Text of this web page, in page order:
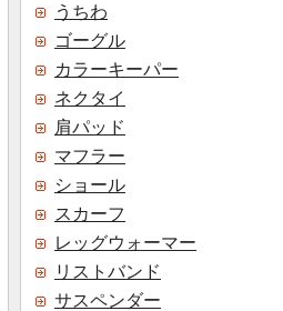
うちわ
ゴーグル
カラーキーパー
ネクタイ
肩パッド
マフラー
ショール
スカーフ
レッグウォーマー
リストバンド
サスペンダー